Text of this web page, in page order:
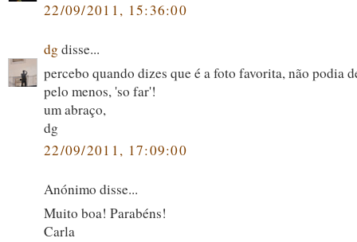
22/09/2011, 15:36:00
dg disse...
percebo quando dizes que é a foto favorita, não podia
pelo menos, 'so far'!
um abraço,
dg
22/09/2011, 17:09:00
Anónimo disse...
Muito boa! Parabéns!
Carla